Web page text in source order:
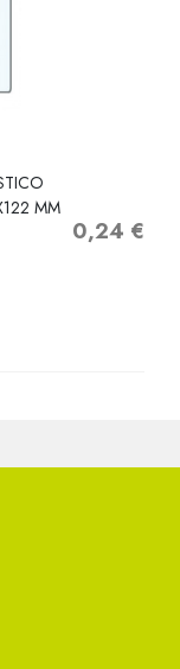
MM
Precio
0,24 €